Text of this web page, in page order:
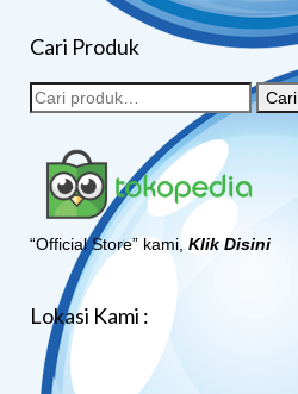
Cari Produk
Cari
“Official Store” kami, Klik Disini
Lokasi Kami :